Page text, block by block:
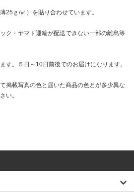
25ｇ/㎡）を貼り合わせています。
ク・ヤマト運輸が配送できない一部の離島等
す。５日～10日前後でのお届けになります。
掲載写真の色と届いた商品の色とが多少異な
い。